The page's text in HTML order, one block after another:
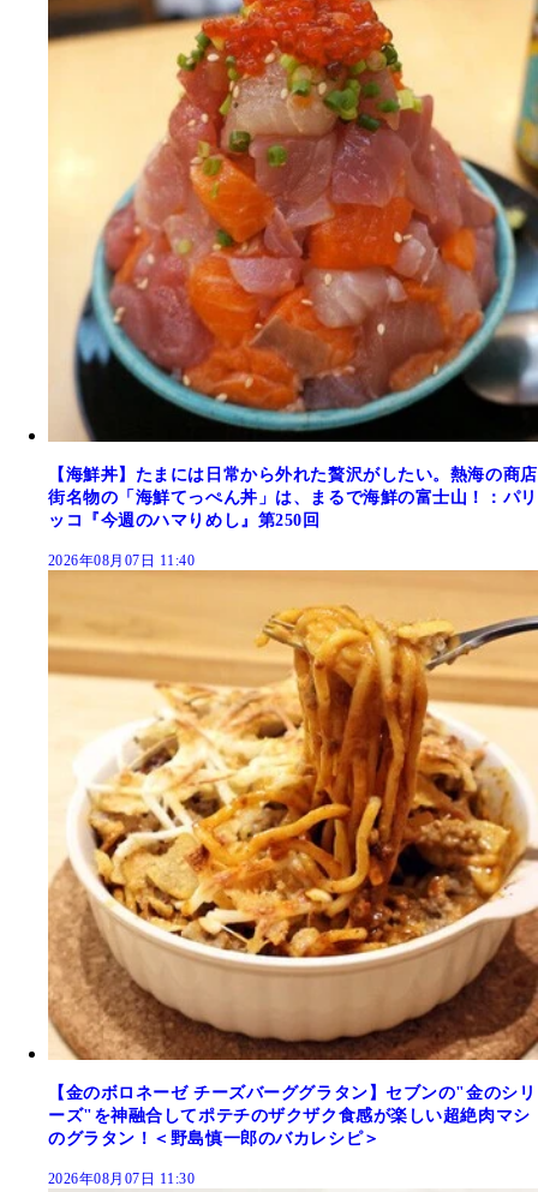
【海鮮丼】たまには日常から外れた贅沢がしたい。熱海の商店
街名物の「海鮮てっぺん丼」は、まるで海鮮の富士山！：パリ
ッコ『今週のハマりめし』第250回
2026年08月07日 11:40
【金のボロネーゼ チーズバーググラタン】セブンの"金のシリ
ーズ"を神融合してポテチのザクザク食感が楽しい超絶肉マシ
のグラタン！＜野島慎一郎のバカレシピ＞
2026年08月07日 11:30